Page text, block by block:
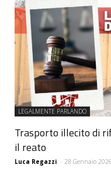
LEGALMENTE PARLANDO
Trasporto illecito di
il reato
Luca Regazzi - 28 Gennaio 2026